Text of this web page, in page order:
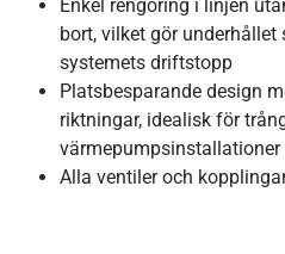
Enkel rengöring i linjen
bort, vilket gör
systemets driftstopp
Platsbesparande design
riktningar, idealisk för
värmepumpsinstallationer
Alla ventiler och